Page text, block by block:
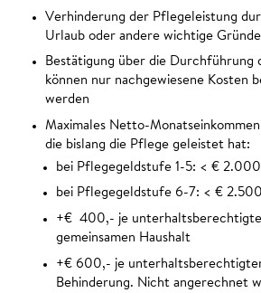
Verhinderung der Pflegeleistung
Urlaub oder andere wichtige Gründe
Bestätigung über die Durchführung
können nur nachgewiesene Kosten
werden
Maximales Netto-
die bislang die Pflege geleistet hat:
bei Pflegegeldstufe 1-5: < €
bei Pflegegeldstufe 6-7: < €
+€ 400,- je
gemeinsamen Haushalt
+€ 600,- je
Behinderung. Nicht angerechnet